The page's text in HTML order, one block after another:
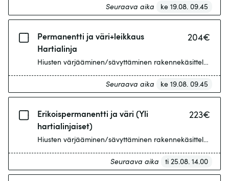
Seuraava aika ke 19.08. 09.45
Permanentti ja väri+leikkaus
Hartialinja
204€
Hiusten värjääminen/
Seuraava aika ke 19.08. 09.45
Erikoispermanentti ja väri (Yli
hartialinjaiset)
223€
Hiusten värjääminen/sävyttäminen rakennekäsittelyn
Seuraava aika ti 25.08. 14.00